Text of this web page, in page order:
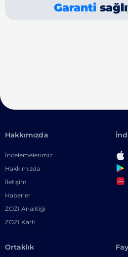
Garanti
Hakkımızda
İncelemelerimiz
Hakkımızda
İletişim
Haberler
ZOZI Analitiği
ZOZI Kartı
Ortaklık